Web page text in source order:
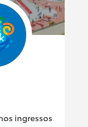
ingressos